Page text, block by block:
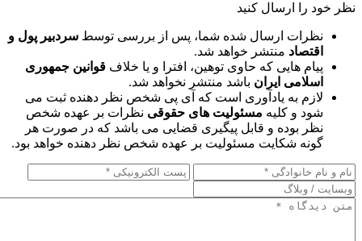
نظر خود را ارسال کنید
نظرات ارسال شده شما، پس از بررسی توسط سردبیر پول و
اقتصاد منتشر خواهد شد.
پیام هایی که حاوی توهین، افترا و یا خلاف قوانین جمهوری
اسلامی ایران باشد منتشر نخواهد شد.
لازم به یادآوری است که آی پی شخص نظر دهنده ثبت می
شود و کلیه مسئولیت های حقوقی نظرات بر عهده شخص
نظر بوده و قابل پیگیری قضایی می باشد که در صورت هر
گونه شکایت مسئولیت بر عهده شخص نظر دهنده خواهد بود.